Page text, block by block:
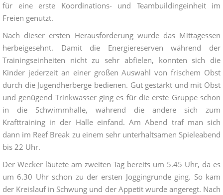
für eine erste Koordinations- und Teambuildingeinheit im
Freien genutzt.
Nach dieser ersten Herausforderung wurde das Mittagessen
herbeigesehnt. Damit die Energiereserven während der
Trainingseinheiten nicht zu sehr abfielen, konnten sich die
Kinder jederzeit an einer großen Auswahl von frischem Obst
durch die Jugendherberge bedienen. Gut gestärkt und mit Obst
und genügend Trinkwasser ging es für die erste Gruppe schon
in die Schwimmhalle, während die andere sich zum
Krafttraining in der Halle einfand. Am Abend traf man sich
dann im Reef Break zu einem sehr unterhaltsamen Spieleabend
bis 22 Uhr.
Der Wecker läutete am zweiten Tag bereits um 5.45 Uhr, da es
um 6.30 Uhr schon zu der ersten Joggingrunde ging. So kam
der Kreislauf in Schwung und der Appetit wurde angeregt. Nach